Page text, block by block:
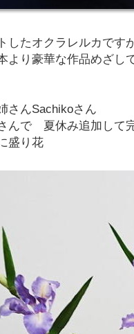
したオクラレルカです
より豪華な作品めざし
さんSachikoさん
んで 夏休み追加して
盛り花